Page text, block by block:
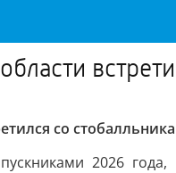
со
2026